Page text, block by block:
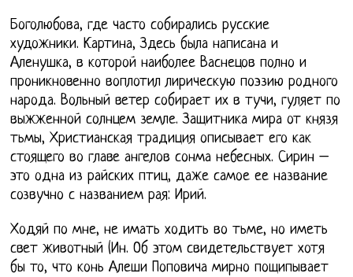
Боголюбова, где часто собирались русские
художники. Картина, Здесь была написана и
Аленушка, в которой наиболее Васнецов полно и
проникновенно воплотил лирическую поэзию родного
народа. Вольный ветер собирает их в тучи, гуляет по
выжженной солнцем земле. Защитника мира от князя
тьмы, Христианская традиция описывает его как
стоящего во главе ангелов сонма небесных. Сирин –
это одна из райских птиц, даже самое ее название
созвучно с названием рая: Ирий.
Ходяй по мне, не имать ходить во тьме, но иметь
свет животный (Ин. Об этом свидетельствует хотя
бы то, что конь Алеши Поповича мирно пощипывает